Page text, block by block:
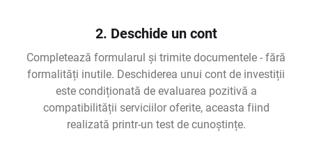
2. Deschide un cont
Completează formularul și trimite documentele - fără
formalități inutile. Deschiderea unui cont de investiții
este condiționată de evaluarea pozitivă a
compatibilității serviciilor oferite, aceasta fiind
realizată printr-un test de cunoștințe.